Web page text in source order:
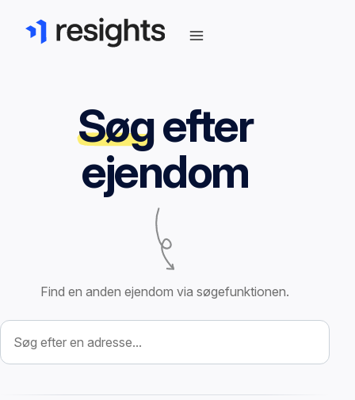
Søgefter
ejendom
Find en anden ejendom via søgefunktionen.
Søg efter ejendom